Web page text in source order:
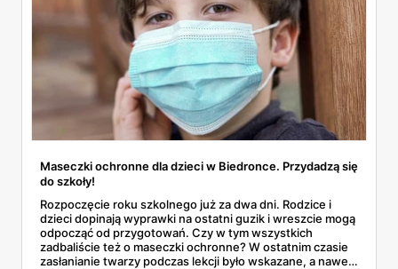
Maseczki ochronne dla dzieci w Biedronce. Przydadzą się
do szkoły!
Rozpoczęcie roku szkolnego już za dwa dni. Rodzice i
dzieci dopinają wyprawki na ostatni guzik i wreszcie mogą
odpocząć od przygotowań. Czy w tym wszystkich
zadbaliście też o maseczki ochronne? W ostatnim czasie
zasłanianie twarzy podczas lekcji było wskazane, a nawet